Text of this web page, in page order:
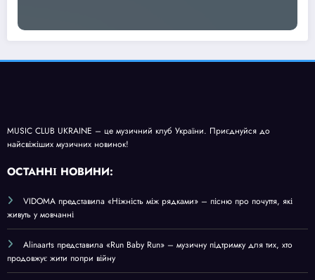
MUSIC CLUB UKRAINE – це музичний клуб України. Приєднуйся до
найсвіжіших музичних новинок!
ОСТАННІ НОВИНИ:
VIDOMA представила «Ніжність між рядками» – пісню про почуття, які
живуть у мовчанні
Alinaarts представила «Run Baby Run» – музичну підтримку для тих, хто
продовжує жити попри війну